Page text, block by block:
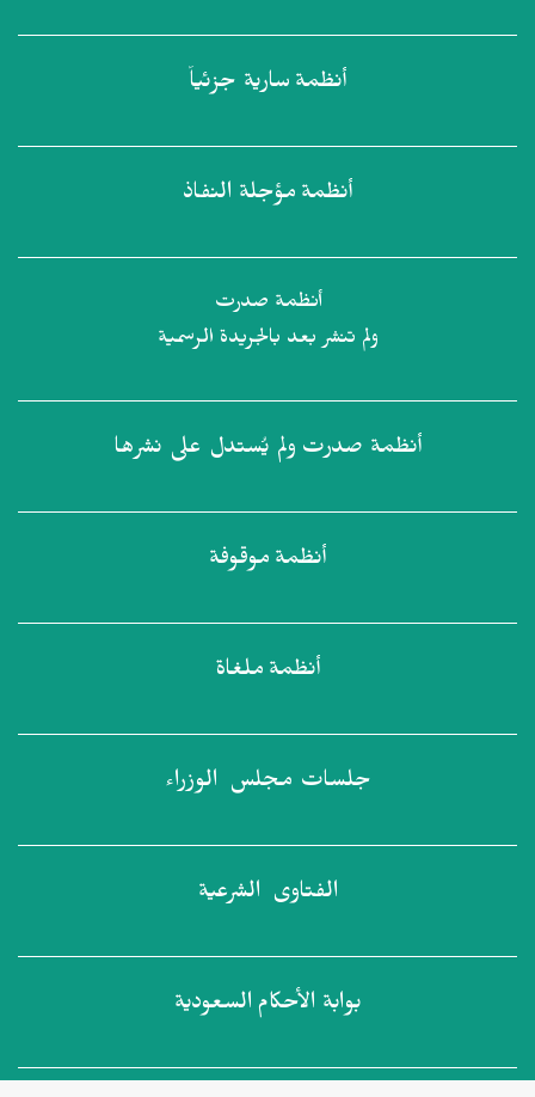
أنظمة سارية جزئياً
أنظمة مؤجلة النفاذ
أنظمة صدرت
ولم تنشر بعد بالجريدة الرسمية
أنظمة صدرت ولم يُستدل على نشرها
أنظمة موقوفة
أنظمة ملغاة
جلسات مجلس الوزراء
الفتاوى الشرعية
بوابة الأحكام السعودية